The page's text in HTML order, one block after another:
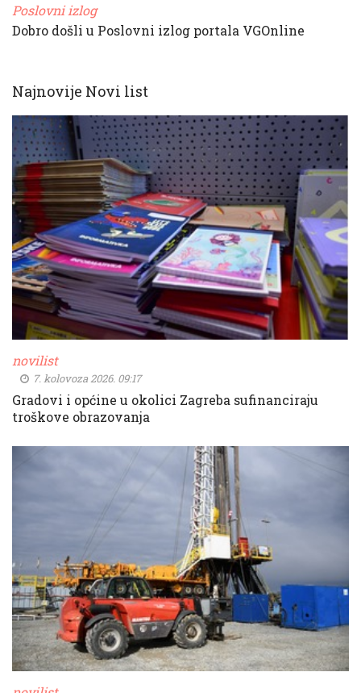
Poslovni izlog
Dobro došli u Poslovni izlog portala VGOnline
Najnovije Novi list
novilist
7. kolovoza 2026. 09:17
Gradovi i općine u okolici Zagreba sufinanciraju
troškove obrazovanja